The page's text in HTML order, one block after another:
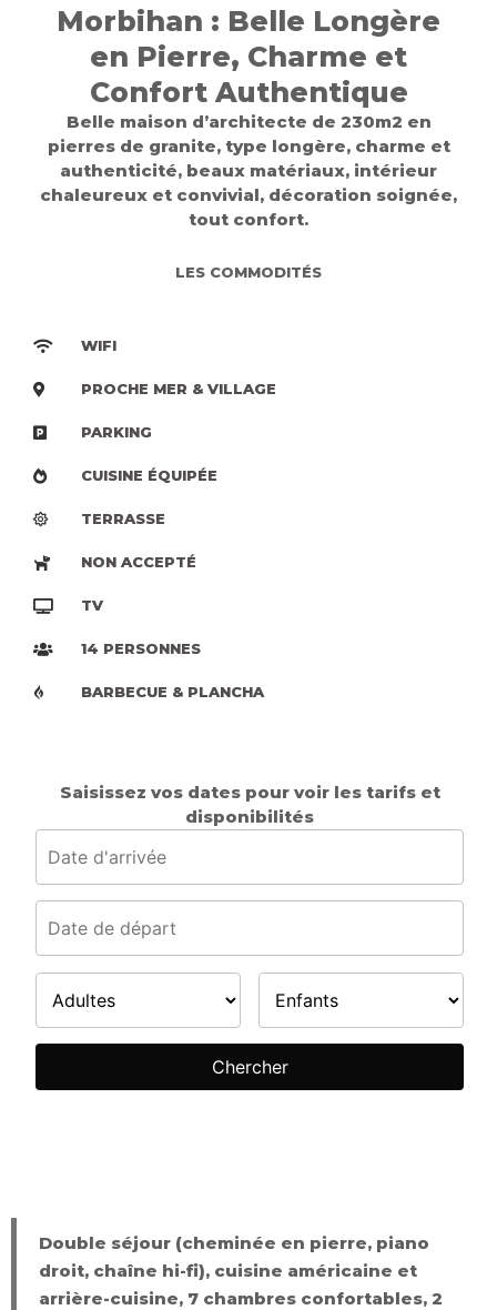
Morbihan : Belle Longère
en Pierre, Charme et
Confort Authentique
Belle maison d’architecte de 230m2 en
pierres de granite, type longère, charme et
authenticité, beaux matériaux, intérieur
chaleureux et convivial, décoration soignée,
tout confort.
LES COMMODITÉS
WIFI
PROCHE MER & VILLAGE
PARKING
CUISINE ÉQUIPÉE
TERRASSE
NON ACCEPTÉ
TV
14 PERSONNES
BARBECUE & PLANCHA
Saisissez vos dates pour voir les tarifs et
disponibilités
Double séjour (cheminée en pierre, piano
droit, chaîne hi-fi), cuisine américaine et
arrière-cuisine, 7 chambres confortables, 2